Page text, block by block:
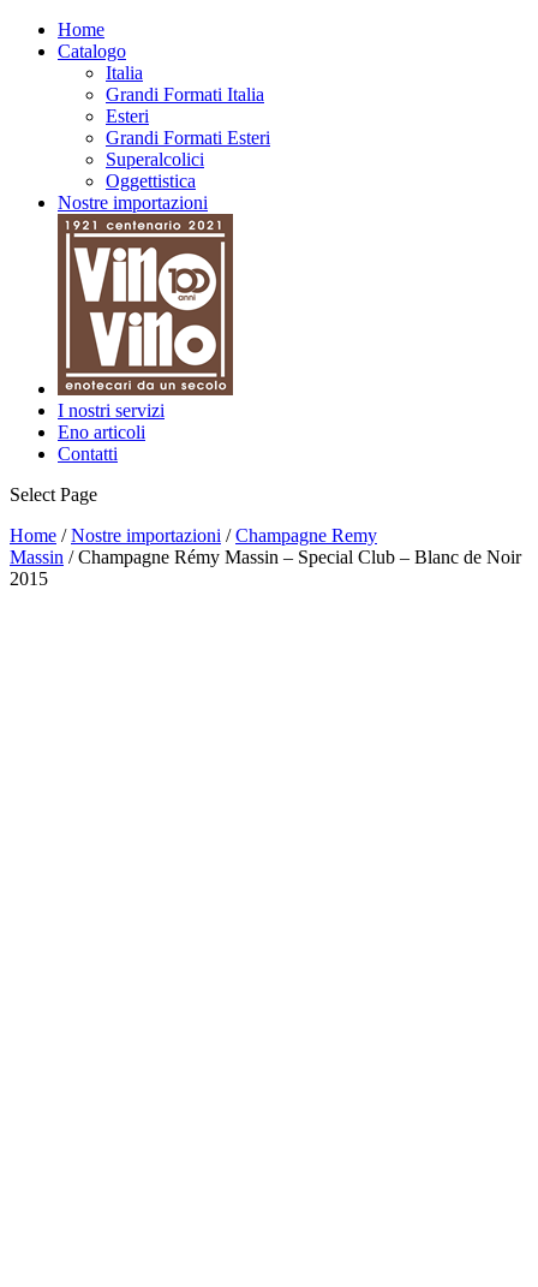
Home
Catalogo
Italia
Grandi Formati Italia
Esteri
Grandi Formati Esteri
Superalcolici
Oggettistica
Nostre importazioni
I nostri servizi
Eno articoli
Contatti
Select Page
Home /Nostre importazioni /Champagne Remy
Massin / Champagne Rémy Massin – Special Club – Blanc de Noir
2015